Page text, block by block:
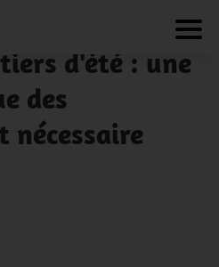
d'été : une
des